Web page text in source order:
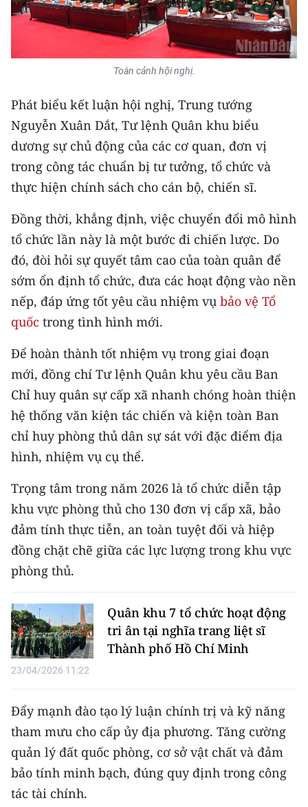
Media Du lịch
Media Giáo dục
Media Y tế
Media Khoa học - Công nghệ
Ảnh
Infographic
TIN MỚI
Trung du và miền núi phía Bắc
Đồng bằng sông Hồng
Bắc Trung Bộ
Duyên hải Nam Trung Bộ và Tây
Đông Nam Bộ
Đồng bằng sông Cửu Long
Chuyên trang Hà Nội
Chuyên trang TP. Hồ Chí Minh
CHUYÊN ĐỀ
CÁC CHUYÊN TRANG
VỀ BÁO NHÂN DÂN
NHÂN DÂN CUỐI TUẦN
Toàn cảnh hội nghị.
Phát biểu kết luận hội nghị, Trung tướng
Nguyễn Xuân Dắt, Tư lệnh Quân khu biểu
dương sự chủ động của các cơ quan, đơn vị
trong công tác chuẩn bị tư tưởng, tổ chức và
thực hiện chính sách cho cán bộ, chiến sĩ.
Đồng thời, khẳng định, việc chuyển đổi mô hình
tổ chức lần này là một bước đi chiến lược. Do
đó, đòi hỏi sự quyết tâm cao của toàn quân để
sớm ổn định tổ chức, đưa các hoạt động vào nền
nếp, đáp ứng tốt yêu cầu nhiệm vụ bảo vệ Tổ
quốc trong tình hình mới.
Để hoàn thành tốt nhiệm vụ trong giai đoạn
mới, đồng chí Tư lệnh Quân khu yêu cầu Ban
Chỉ huy quân sự cấp xã nhanh chóng hoàn thiện
hệ thống văn kiện tác chiến và kiện toàn Ban
chỉ huy phòng thủ dân sự sát với đặc điểm địa
hình, nhiệm vụ cụ thể.
Trọng tâm trong năm 2026 là tổ chức diễn tập
khu vực phòng thủ cho 130 đơn vị cấp xã, bảo
đảm tính thực tiễn, an toàn tuyệt đối và hiệp
đồng chặt chẽ giữa các lực lượng trong khu vực
phòng thủ.
Quân khu 7 tổ chức hoạt động
tri ân tại nghĩa trang liệt sĩ
Thành phố Hồ Chí Minh
23/04/2026 11:22
Đẩy mạnh đào tạo lý luận chính trị và kỹ năng
tham mưu cho cấp ủy địa phương. Tăng cường
quản lý đất quốc phòng, cơ sở vật chất và đảm
bảo tính minh bạch, đúng quy định trong công
tác tài chính.